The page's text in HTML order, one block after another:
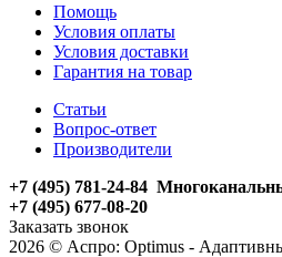
Помощь
Условия оплаты
Условия доставки
Гарантия на товар
Статьи
Вопрос-ответ
Производители
+7 (495) 781-24-84
+7 (495) 677-08-20
Заказать звонок
2026 © Аспро: Optimus -